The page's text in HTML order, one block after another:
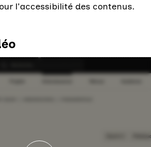
l'accessibilité des contenus.